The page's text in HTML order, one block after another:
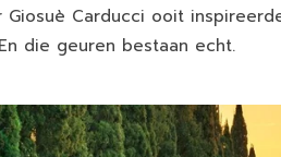
Carducci ooit
die geuren bestaan echt.